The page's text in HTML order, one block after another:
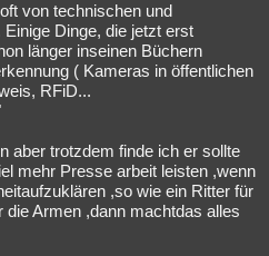
von technischen und
Dinge, die jetzt erst
länger inseinen Büchern
( Kameras in öffentlichen
RFiD...
aber trotzdem finde ich er sollte
mehr Presse arbeit leisten ,wenn
,so wie ein Ritter für
Armen ,dann machtdas alles